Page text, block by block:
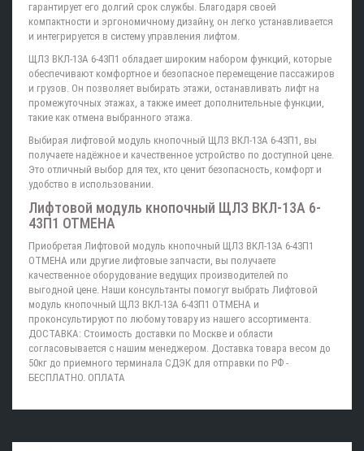
гарантирует его долгий срок службы. Благодаря своей
компактности и эргономичному дизайну, он легко устанавливается
и интегрируется в систему управления лифтом.
ЩЛЗ ВКЛ-13А 6-43П1 обладает широким набором функций, которые
обеспечивают комфортное и безопасное перемещение пассажиров
и грузов. Он позволяет выбирать этажи, останавливать лифт на
промежуточных этажах, а также имеет дополнительные функции,
такие как отмена выбранного этажа.
Выбирая лифтовой модуль кнопочный ЩЛЗ ВКЛ-13А 6-43П1, вы
получаете надёжное и качественное устройство по доступной цене.
Это отличный выбор для тех, кто ценит безопасность, комфорт и
удобство в использовании.
Лифтовой модуль кнопочный ЩЛЗ ВКЛ-13А 6-
43П1 ОТМЕНА
Приобретая Лифтовой модуль кнопочный ЩЛЗ ВКЛ-13А 6-43П1
ОТМЕНА или другие лифтовые запчасти, вы получаете
качественное оборудование ведущих производителей по
выгодной цене. Наши консультанты помогут выбрать Лифтовой
модуль кнопочный ЩЛЗ ВКЛ-13А 6-43П1 ОТМЕНА и
проконсультируют по любому товару из нашего ассортимента.
ДОСТАВКА: Стоимость доставки по Москве и области
согласовывается с нашим менеджером. Доставка товара весом до
50кг до приемного терминала СДЭК для отправки по РФ -
БЕСПЛАТНО. ОПЛАТА